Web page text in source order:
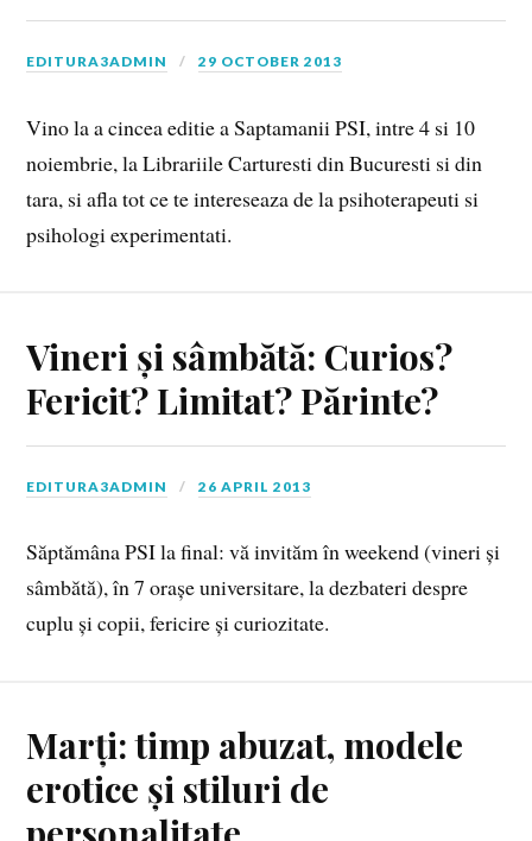
EDITURA3ADMIN 29 OCTOBER 2013
Vino la a cincea editie a Saptamanii PSI, intre 4 si 10
noiembrie, la Librariile Carturesti din Bucuresti si din
tara, si afla tot ce te intereseaza de la psihoterapeuti si
psihologi experimentati.
Vineri și sâmbătă: Curios?
Fericit? Limitat? Părinte?
EDITURA3ADMIN 26 APRIL 2013
Săptămâna PSI la final: vă invităm în weekend (vineri și
sâmbătă), în 7 orașe universitare, la dezbateri despre
cuplu și copii, fericire și curiozitate.
Marți: timp abuzat, modele
erotice și stiluri de